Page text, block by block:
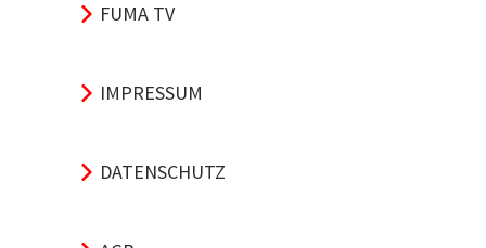
FUMA TV
IMPRESSUM
DATENSCHUTZ